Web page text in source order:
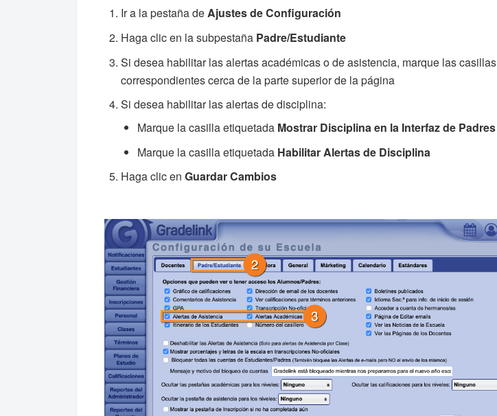
Ir a la pestaña deAjustes de Configuración
Haga clic en la subpestaña Padre/Estudiante
Si desea habilitar las alertas académicas o de asistencia, marque las casillas
correspondientes cerca de la parte superior de la página
Si desea habilitar las alertas de disciplina:
Marque la casilla etiquetada Mostrar Disciplina en la Interfaz de Padres
Marque la casilla etiquetada Habilitar Alertas de Disciplina
Haga clic en Guardar Cambios